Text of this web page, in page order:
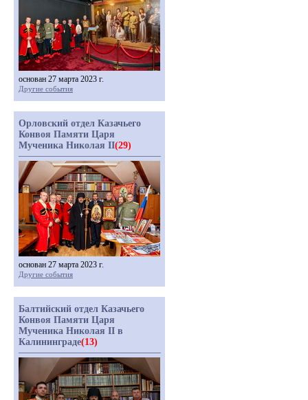
основан 27 марта 2023 г.
Другие события
Орловский отдел Казачьего
Конвоя Памяти Царя
Мученика Николая II(29)
основан 27 марта 2023 г.
Другие события
Балтийский отдел Казачьего
Конвоя Памяти Царя
Мученика Николая II в
Калининграде(13)